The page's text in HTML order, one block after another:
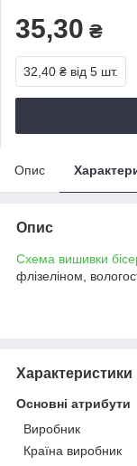
35,30 ₴
32,40 ₴ від 5 шт.
Опис
Опис
Схема вишивки
флізеліном,
Характеристики
Основні атрибути
Виробник
Країна виробник